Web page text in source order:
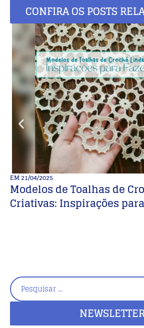
CONFIRA OS POSTS
EM21/04/2025
Modelos de Toalhas de
Criativas: Inspirações